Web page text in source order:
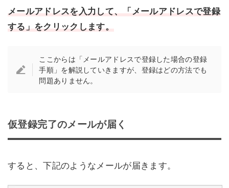
メールアドレスを入力して、「メールアドレスで登録
する」をクリックします。
ここからは「メールアドレスで登録した場合の登録
手順」を解説していきますが、登録はどの方法でも
問題ありません。
仮登録完了のメールが届く
すると、下記のようなメールが届きます。